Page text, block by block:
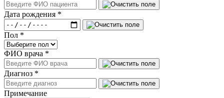
Дата рождения *
Пол *
ФИО врача *
Диагноз *
Примечание